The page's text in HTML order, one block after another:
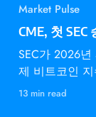
Market Pulse
CME, 첫
SEC가 2026년
제 비트코인
13 min read